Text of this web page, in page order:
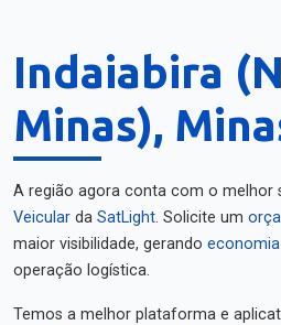
Indaiabira
Minas),
A região agora conta com o melhor
Veicular da SatLight. Solicite um
maior visibilidade, gerando
operação logística.
Temos a melhor plataforma e